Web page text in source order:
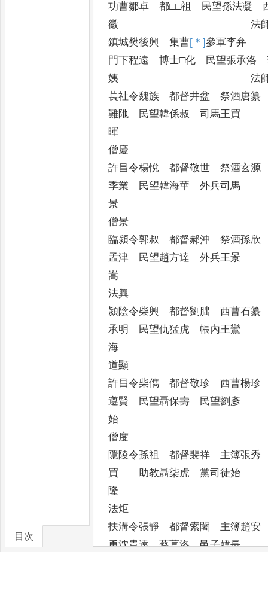
目次
功曹鄒卓 都□□祖 民望孫法凝
徽 法師寧國
鎮城樊後興 集曹[＊]參軍
門下程遠 博士□化 民望張承洛
姨 法師寧國
萇社令魏族 都督井盆 祭
難阤 民望韓係叔 司馬王買
暉 法師
僧慶
許昌令楊悅 都督敬世 祭
季業 民望韓海華 外兵司馬
景 法師
僧景
臨潁令郭叔 都督郝沖 祭
孟津 民望趙方達 外兵王景
嵩 元領
法興
潁陰令柴興 都督劉朏 西
承明 民望仇猛虎 帳內王鸞
海 臨潁
道顯
許昌令柴儁 都督敬珍 西
遵賢 民望聶保壽 民望劉彥
始 潁川
僧度
隱陵令孫祖 都督裴祥 主
買 助教聶柒虎 黨司徒始
隆 許昌
法炬
扶溝令張靜 都督索闍 主
勇沈貴遠 蔡萇洛 邑子韓長